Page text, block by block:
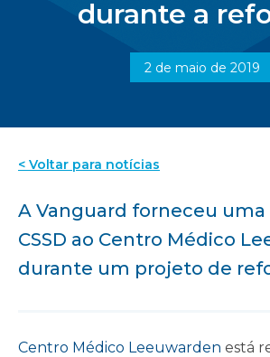
durante a
2 de maio de 2019
< Voltar para notícias
A Vanguard forneceu
CSSD ao Centro Médico
durante um projeto de
Centro Médico Leeuwarden está